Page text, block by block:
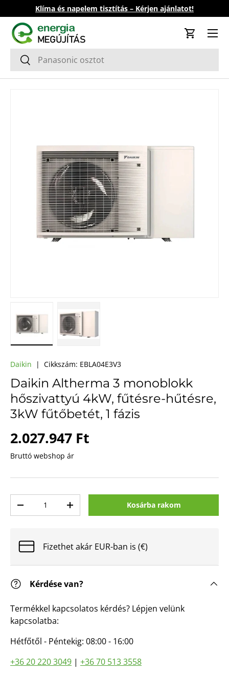
Ugrás a tartalomhoz
Klíma és napelem tisztítás – Kérjen ajánlatot!
Keresés
Keresés
Kosár
Daikin | Cikkszám: EBLA04E3V3
Daikin Altherma 3 monoblokk
hőszivattyú 4kW, fűtésre-hűtésre,
3kW fűtőbetét, 1 fázis
Webes ár
2.027.947 Ft
Bruttó webshop ár
Mennyiség csökkentéseMennyiség növeléseKosárba rakom
Fizethet akár EUR-ban is (€)
Kérdése van?
Termékkel kapcsolatos kérdés? Lépjen velünk
kapcsolatba:
Hétfőtől - Péntekig: 08:00 - 16:00
+36 20 220 3049 | +36 70 513 3558